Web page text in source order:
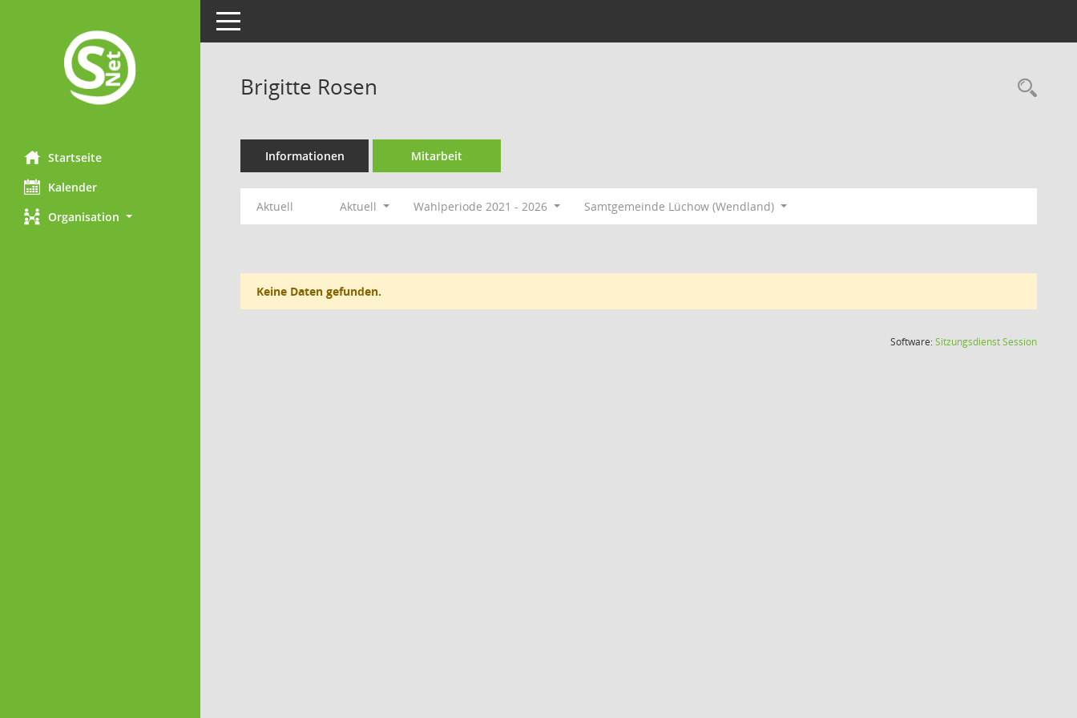
Startseite
Kalender
Organisation
Toggle navigation
Brigitte Rosen
Informationen Mitarbeit
Aktuell Aktuell Wahlperiode 2021 - 2026 Samtgemeinde Lüchow (Wendland)
Keine Daten gefunden.
Software:SitzungsdienstSession(Wird in